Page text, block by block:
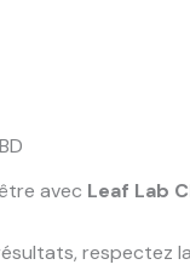
avec Leaf Lab
respectez